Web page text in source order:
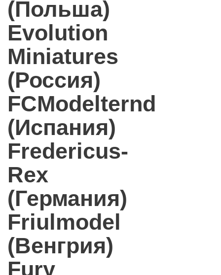
(Польша)
Evolution
Miniatures
(Россия)
FCModelternd
(Испания)
Fredericus-
Rex
(Германия)
Friulmodel
(Венгрия)
Fury